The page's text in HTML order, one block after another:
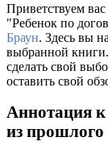
Приветствуем
"Ребенок по
Браун. Здесь вы
выбранной
сделать свой
оставить свой
Аннотация к
из